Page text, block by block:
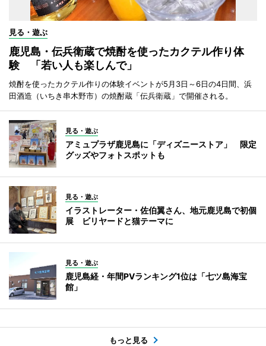
見る・遊ぶ
鹿児島・伝兵衛蔵で焼酎を使ったカクテル作り体
験 「若い人も楽しんで」
焼酎を使ったカクテル作りの体験イベントが5月3日～6日の4日間、浜
田酒造（いちき串木野市）の焼酎蔵「伝兵衛蔵」で開催される。
見る・遊ぶ
アミュプラザ鹿児島に「ディズニーストア」 限定
グッズやフォトスポットも
見る・遊ぶ
イラストレーター・佐伯翼さん、地元鹿児島で初個
展 ビリヤードと猫テーマに
見る・遊ぶ
鹿児島経・年間PVランキング1位は「七ツ島海宝
館」
もっと見る